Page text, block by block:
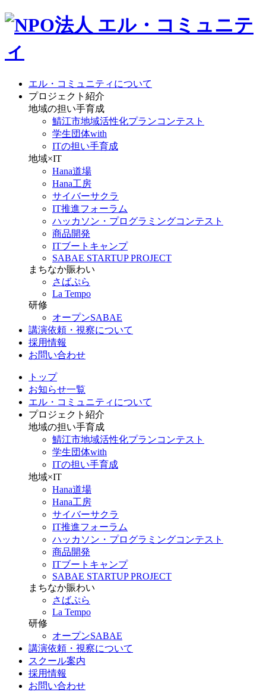
エル・コミュニティについて
プロジェクト紹介
地域の担い手育成
鯖江市地域活性化プランコンテスト
学生団体with
ITの担い手育成
地域×IT
Hana道場
Hana工房
サイバーサクラ
IT推進フォーラム
ハッカソン・プログラミングコンテスト
商品開発
ITブートキャンプ
SABAE STARTUP PROJECT
まちなか賑わい
さばぷら
La Tempo
研修
オープンSABAE
講演依頼・視察について
採用情報
お問い合わせ
トップ
お知らせ一覧
エル・コミュニティについて
プロジェクト紹介
地域の担い手育成
鯖江市地域活性化プランコンテスト
学生団体with
ITの担い手育成
地域×IT
Hana道場
Hana工房
サイバーサクラ
IT推進フォーラム
ハッカソン・プログラミングコンテスト
商品開発
ITブートキャンプ
SABAE STARTUP PROJECT
まちなか賑わい
さばぷら
La Tempo
研修
オープンSABAE
講演依頼・視察について
スクール案内
採用情報
お問い合わせ